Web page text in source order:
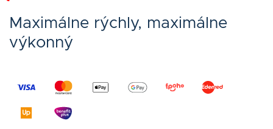
Maximálne rýchly, maximálne
výkonný